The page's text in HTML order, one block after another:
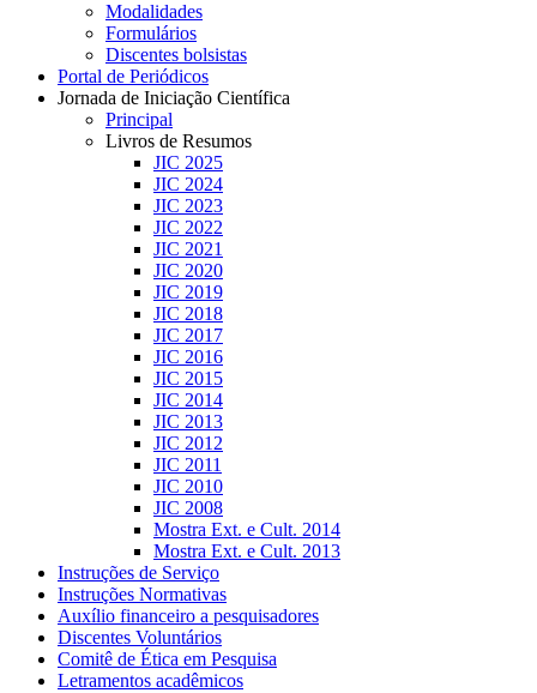
Modalidades
Formulários
Discentes bolsistas
Portal de Periódicos
Jornada de Iniciação Científica
Principal
Livros de Resumos
JIC 2025
JIC 2024
JIC 2023
JIC 2022
JIC 2021
JIC 2020
JIC 2019
JIC 2018
JIC 2017
JIC 2016
JIC 2015
JIC 2014
JIC 2013
JIC 2012
JIC 2011
JIC 2010
JIC 2008
Mostra Ext. e Cult. 2014
Mostra Ext. e Cult. 2013
Instruções de Serviço
Instruções Normativas
Auxílio financeiro a pesquisadores
Discentes Voluntários
Comitê de Ética em Pesquisa
Letramentos acadêmicos